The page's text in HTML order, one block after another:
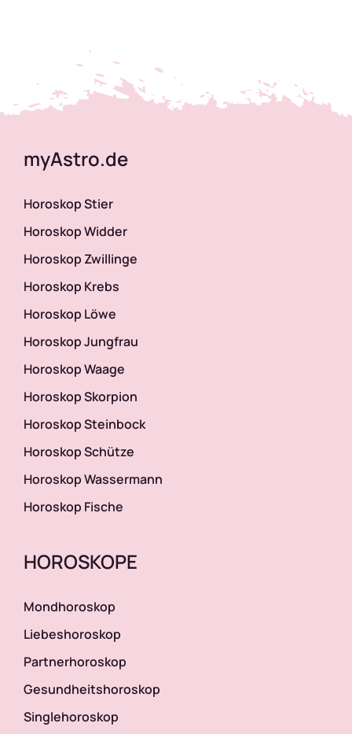
myAstro.de
Horoskop Stier
Horoskop Widder
Horoskop Zwillinge
Horoskop Krebs
Horoskop Löwe
Horoskop Jungfrau
Horoskop Waage
Horoskop Skorpion
Horoskop Steinbock
Horoskop Schütze
Horoskop Wassermann
Horoskop Fische
HOROSKOPE
Mondhoroskop
Liebeshoroskop
Partnerhoroskop
Gesundheitshoroskop
Singlehoroskop